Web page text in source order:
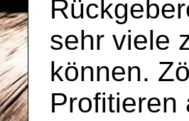
sehr viele
können.
Profitieren